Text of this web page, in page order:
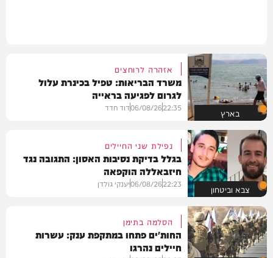
בארץ
אזהרה לרוחצים
משרד הבריאות: טפיל בכינרת עלול
לגרום לפגיעה בראייה
22:35
06/08/26דוד חדד
צבא וביטחון
נפילת שני החיילים
בגלל בדיקת נסיבות האסון: התגובה נגד
חיזבאללה הוקפאה
22:23
06/08/26יענקי גולדן
הסלמה בתימן
החות'ים פתחו במתקפת ענק: עשרות
חיילים נהרגו